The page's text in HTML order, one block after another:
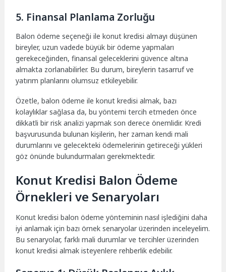
5. Finansal Planlama Zorluğu
Balon ödeme seçeneği ile konut kredisi almayı düşünen
bireyler, uzun vadede büyük bir ödeme yapmaları
gerekeceğinden, finansal geleceklerini güvence altına
almakta zorlanabilirler. Bu durum, bireylerin tasarruf ve
yatırım planlarını olumsuz etkileyebilir.
Özetle, balon ödeme ile konut kredisi almak, bazı
kolaylıklar sağlasa da, bu yöntemi tercih etmeden önce
dikkatli bir risk analizi yapmak son derece önemlidir. Kredi
başvurusunda bulunan kişilerin, her zaman kendi mali
durumlarını ve gelecekteki ödemelerinin getireceği yükleri
göz önünde bulundurmaları gerekmektedir.
Konut Kredisi Balon Ödeme
Örnekleri ve Senaryoları
Konut kredisi balon ödeme yönteminin nasıl işlediğini daha
iyi anlamak için bazı örnek senaryolar üzerinden inceleyelim.
Bu senaryolar, farklı mali durumlar ve tercihler üzerinden
konut kredisi almak isteyenlere rehberlik edebilir.